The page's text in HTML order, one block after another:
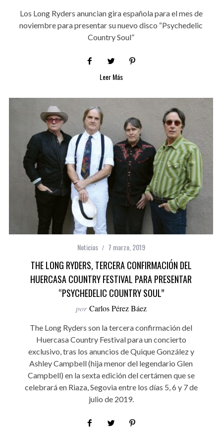
Los Long Ryders anuncian gira española para el mes de
noviembre para presentar su nuevo disco “Psychedelic
Country Soul”
Leer Más
Noticias 7 marzo, 2019
THE LONG RYDERS, TERCERA CONFIRMACIÓN DEL
HUERCASA COUNTRY FESTIVAL PARA PRESENTAR
“PSYCHEDELIC COUNTRY SOUL”
por Carlos Pérez Báez
The Long Ryders son la tercera confirmación del
Huercasa Country Festival para un concierto
exclusivo, tras los anuncios de Quique González y
Ashley Campbell (hija menor del legendario Glen
Campbell) en la sexta edición del certámen que se
celebrará en Riaza, Segovia entre los días 5, 6 y 7 de
julio de 2019.